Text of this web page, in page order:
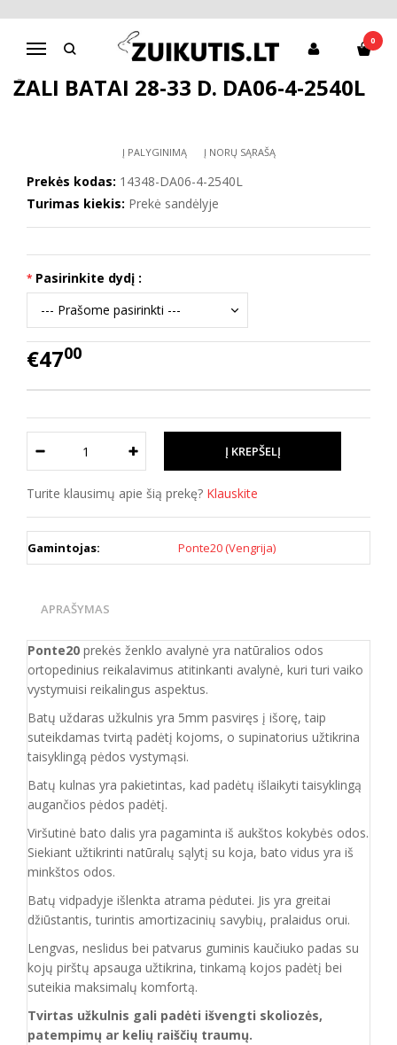
Navigacija
0
Pagrindinis Batai berniukui
D.D.Step batai berniukams
Žali batai 28-33 d. DA06-4-2540L
ŽALI BATAI 28-33 D. DA06-4-2540L
Į PALYGINIMĄ Į NORŲ SĄRAŠĄ
Prekės kodas: 14348-DA06-4-2540L
Turimas kiekis: Prekė sandėlyje
Pasirinkite dydį :
€4700
Turite klausimų apie šią prekę? Klauskite
Gamintojas: Ponte20 (Vengrija)
APRAŠYMAS
Ponte20 prekės ženklo avalynė yra natūralios odos
ortopedinius reikalavimus atitinkanti avalynė, kuri turi vaiko
vystymuisi reikalingus aspektus.
Batų uždaras užkulnis yra 5mm pasviręs į išorę, taip
suteikdamas tvirtą padėtį kojoms, o supinatorius užtikrina
taisyklingą pėdos vystymąsi.
Batų kulnas yra pakietintas, kad padėtų išlaikyti taisyklingą
augančios pėdos padėtį.
Viršutinė bato dalis yra pagaminta iš aukštos kokybės odos.
Siekiant užtikrinti natūralų sąlytį su koja, bato vidus yra iš
minkštos odos.
Batų vidpadyje išlenkta atrama pėdutei. Jis yra greitai
džiūstantis, turintis amortizacinių savybių, pralaidus orui.
Lengvas, neslidus bei patvarus guminis kaučiuko padas su
kojų pirštų apsauga užtikrina, tinkamą kojos padėtį bei
suteikia maksimalų komfortą.
Tvirtas užkulnis gali padėti išvengti skoliozės,
patempimų ar kelių raiščių traumų.